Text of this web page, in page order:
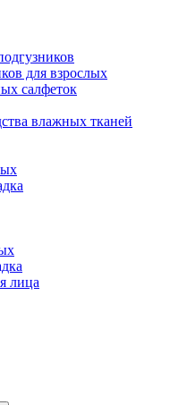
для взрослых
салфеток
влажных тканей
лица